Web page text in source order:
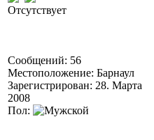
Отсутствует
Сообщений: 56
Местоположение: Барнаул
Зарегистрирован: 28. Марта
2008
Пол: